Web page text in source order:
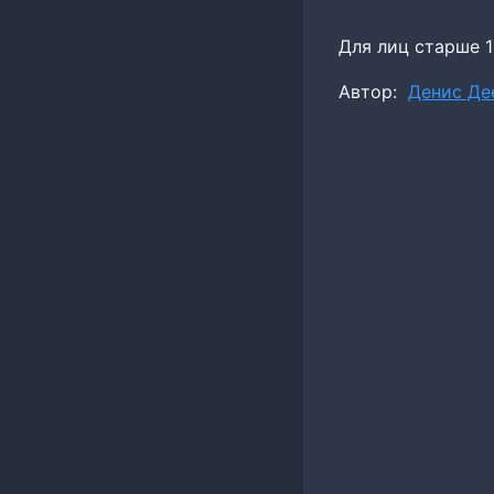
Для лиц старше
Метки
Автор: Денис